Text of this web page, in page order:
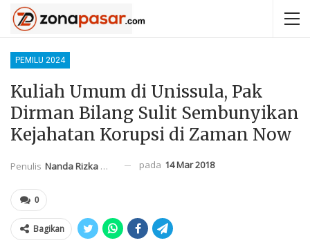
PEMILU 2024
Kuliah Umum di Unissula, Pak
Dirman Bilang Sulit Sembunyikan
Kejahatan Korupsi di Zaman Now
Penulis Nanda Rizka Mahendra pada 14 Mar 2018
0
Bagikan